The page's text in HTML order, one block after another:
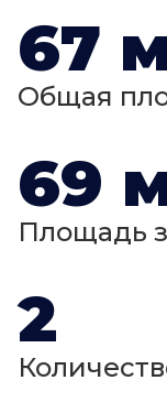
67
Общая
69
Площадь
2